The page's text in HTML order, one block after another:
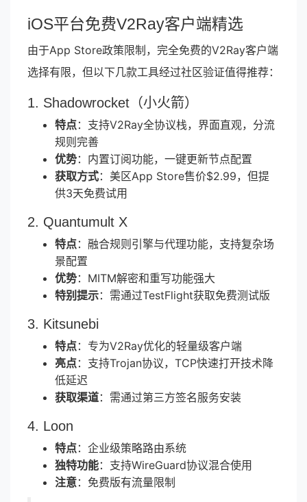
iOS平台免费V2Ray客户端精选
由于App Store政策限制，完全免费的V2Ray客户端
选择有限，但以下几款工具经过社区验证值得推荐：
1. Shadowrocket（小火箭）
特点：支持V2Ray全协议栈，界面直观，分流
规则完善
优势：内置订阅功能，一键更新节点配置
获取方式：美区App Store售价$2.99，但提
供3天免费试用
2. Quantumult X
特点：融合规则引擎与代理功能，支持复杂场
景配置
优势：MITM解密和重写功能强大
特别提示：需通过TestFlight获取免费测试版
3. Kitsunebi
特点：专为V2Ray优化的轻量级客户端
亮点：支持Trojan协议，TCP快速打开技术降
低延迟
获取渠道：需通过第三方签名服务安装
4. Loon
特点：企业级策略路由系统
独特功能：支持WireGuard协议混合使用
注意：免费版有流量限制